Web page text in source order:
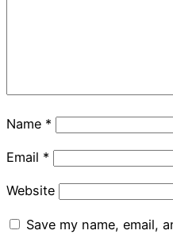
Name *
Email *
Website
Save my name, email,